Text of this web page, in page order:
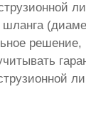
решение,